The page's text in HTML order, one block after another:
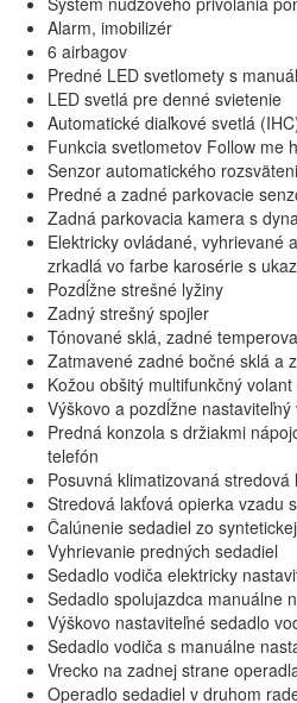
Alarm, imobilizér
6 airbagov
Predné LED svetlomety s
LED svetlá pre denné svietenie
Automatické diaľkové svetlá
Funkcia svetlometov Follow me
Senzor automatického
Predné a zadné parkovacie
Zadná parkovacia kamera s
Elektricky ovládané, vyhrievané
zrkadlá vo farbe karosérie s
Pozdĺžne strešné lyžiny
Zadný strešný spojler
Tónované sklá, zadné
Zatmavené zadné bočné sklá a
Kožou obšitý multifunkčný
Výškovo a pozdĺžne nastaviteľný
Predná konzola s držiakmi
telefón
Posuvná klimatizovaná
Stredová lakťová opierka vzadu
Čalúnenie sedadiel zo
Vyhrievanie predných sedadiel
Sedadlo vodiča elektricky
Sedadlo spolujazdca manuálne
Výškovo nastaviteľné sedadlo
Sedadlo vodiča s manuálne
Vrecko na zadnej strane
Operadlo sedadiel v druhom